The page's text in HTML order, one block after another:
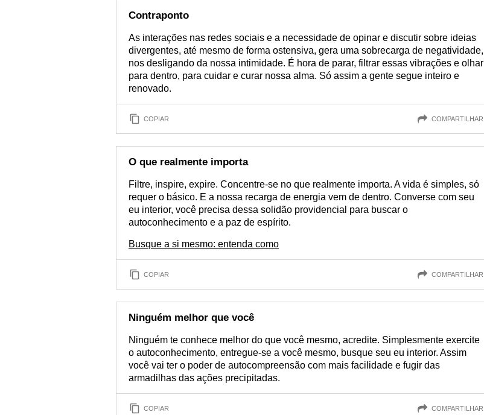
Contraponto
As interações nas redes sociais e a necessidade de opinar e discutir sobre ideias
divergentes, até mesmo de forma ostensiva, gera uma sobrecarga de negatividade,
nos desligando da nossa intimidade. É hora de parar, filtrar essas vibrações e olhar
para dentro, para cuidar e curar nossa alma. Só assim a gente segue inteiro e
renovado.
COPIAR COMPARTILHAR
O que realmente importa
Filtre, inspire, expire. Concentre-se no que realmente importa. A vida é simples, só
requer o básico. E a nossa recarga de energia vem de dentro. Converse com seu
eu interior, você precisa dessa solidão providencial para buscar o
autoconhecimento e a paz de espírito.
Busque a si mesmo: entenda como
COPIAR COMPARTILHAR
Ninguém melhor que você
Ninguém te conhece melhor do que você mesmo, acredite. Simplesmente exercite
o autoconhecimento, entregue-se a você mesmo, busque seu eu interior. Assim
você vai ter o poder de autocompreensão com mais facilidade e fugir das
armadilhas das ações precipitadas.
COPIAR COMPARTILHAR